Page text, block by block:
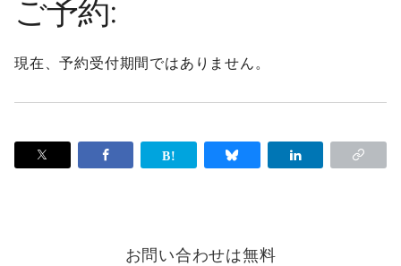
ご予約:
現在、予約受付期間ではありません。
お問い合わせは無料